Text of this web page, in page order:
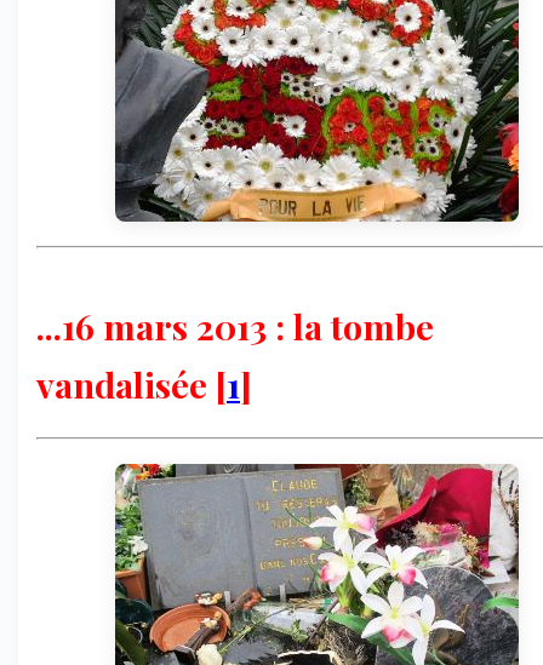
...16 mars 2013 : la tombe
vandalisée [1]